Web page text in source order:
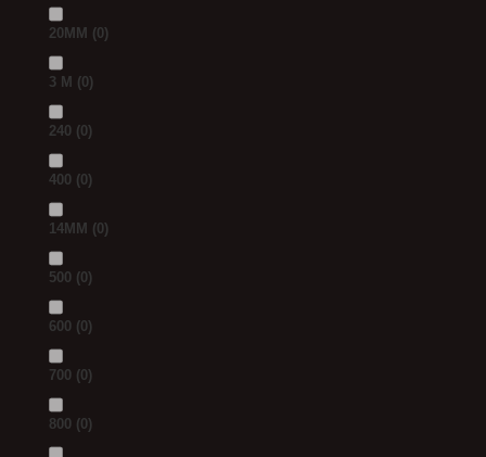
20MM (0)
3 M (0)
240 (0)
400 (0)
14MM (0)
500 (0)
600 (0)
700 (0)
800 (0)